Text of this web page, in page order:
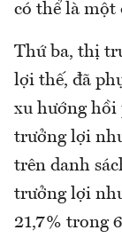
có thể là một
Thứ ba, thị
lợi thế, đã
xu hướng hồi
trưởng lợi
trên danh
trưởng lợi
21,7% trong